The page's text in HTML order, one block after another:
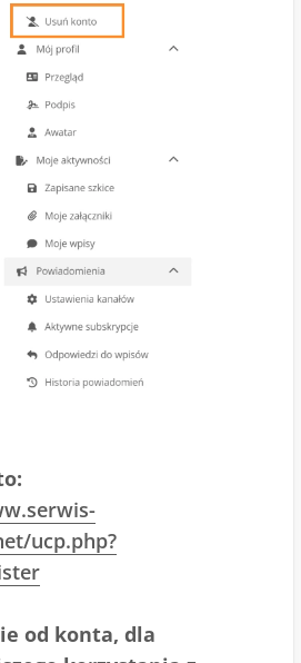
ucp.php?
od konta, dla